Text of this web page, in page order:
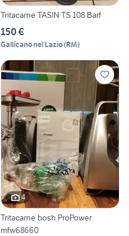
Tritacarne TASIN TS 108 Barf
150 €
Gallicano nel Lazio(RM)
4
Tritacarne bosh ProPower
mfw68660